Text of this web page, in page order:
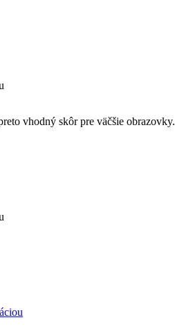
vhodný skôr pre väčšie obrazovky.